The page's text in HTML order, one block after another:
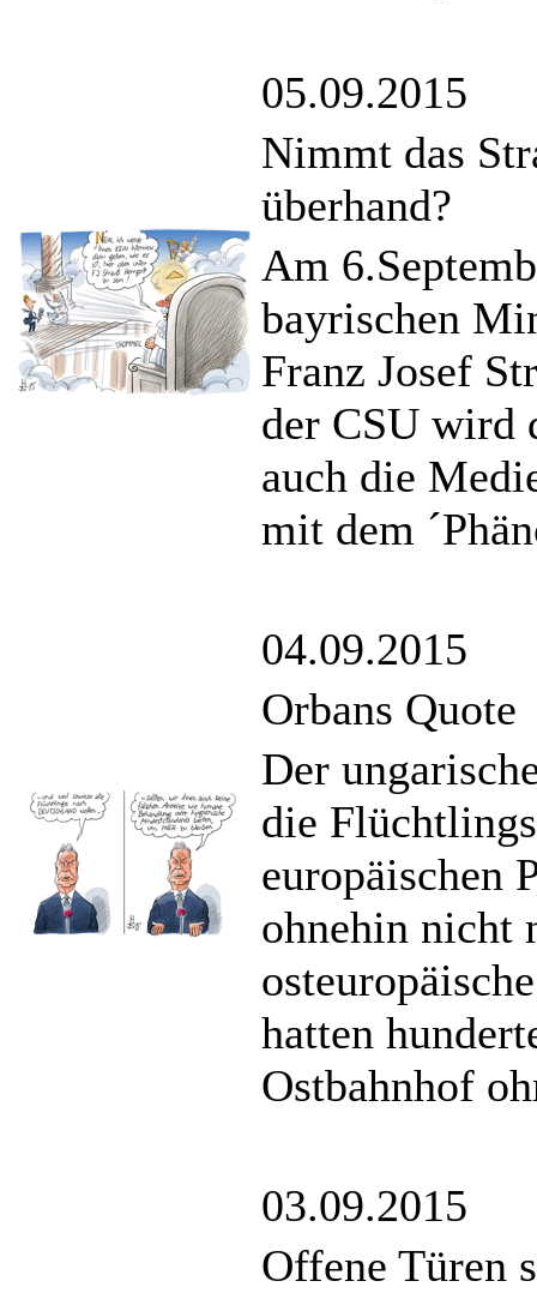
05.09.2015
Nimmt das
überhand?
Am
bayrischen
Franz Josef
der CSU wird
auch die
mit dem
04.09.2015
Orbans Quote
Der
die
europäischen
ohnehin nicht
hatten
Ostbahnhof
03.09.2015
Offene Türen